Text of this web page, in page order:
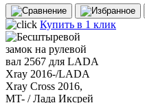
Купить в 1 клик